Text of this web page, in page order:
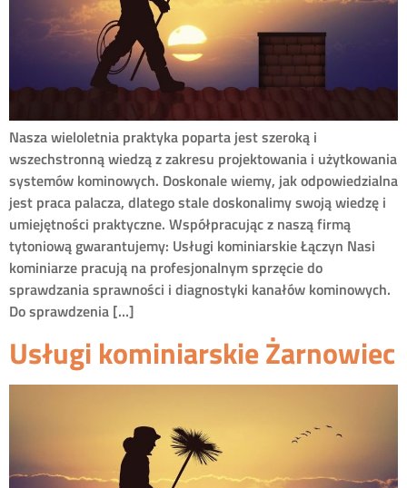
Nasza wieloletnia praktyka poparta jest szeroką i
wszechstronną wiedzą z zakresu projektowania i użytkowania
systemów kominowych. Doskonale wiemy, jak odpowiedzialna
jest praca palacza, dlatego stale doskonalimy swoją wiedzę i
umiejętności praktyczne. Współpracując z naszą firmą
tytoniową gwarantujemy: Usługi kominiarskie Łączyn Nasi
kominiarze pracują na profesjonalnym sprzęcie do
sprawdzania sprawności i diagnostyki kanałów kominowych.
Do sprawdzenia […]
Usługi kominiarskie Żarnowiec